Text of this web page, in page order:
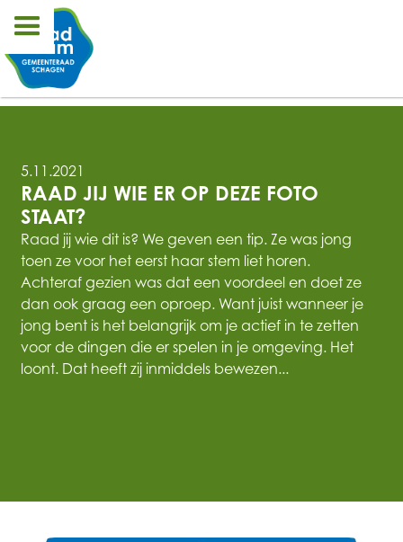
5.11.2021
RAAD JIJ WIE ER OP DEZE FOTO
STAAT?
Raad jij wie dit is? We geven een tip. Ze was jong
toen ze voor het eerst haar stem liet horen.
Achteraf gezien was dat een voordeel en doet ze
dan ook graag een oproep. Want juist wanneer je
jong bent is het belangrijk om je actief in te zetten
voor de dingen die er spelen in je omgeving. Het
loont. Dat heeft zij inmiddels bewezen...